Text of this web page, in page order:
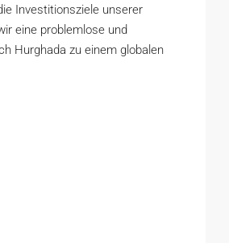
Investitionsziele unserer
eine problemlose und
Hurghada zu einem globalen